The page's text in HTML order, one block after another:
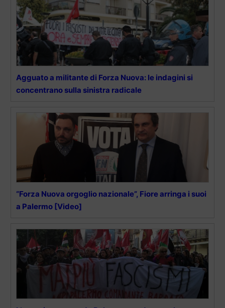
Agguato a militante di Forza Nuova: le indagini si
concentrano sulla sinistra radicale
“Forza Nuova orgoglio nazionale”, Fiore arringa i suoi
a Palermo [Video]